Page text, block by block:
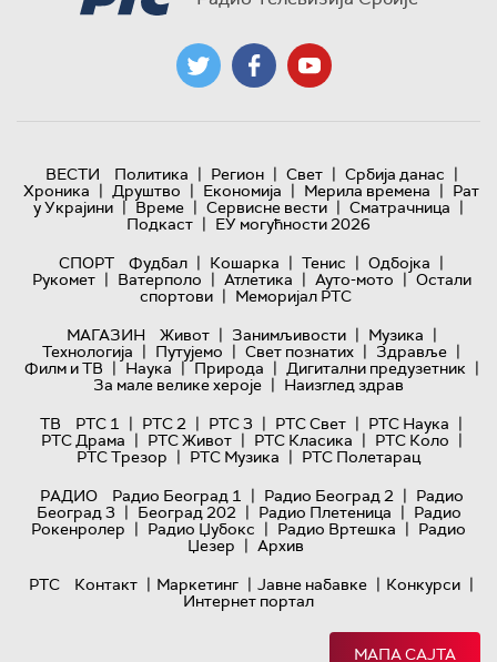
ВЕСТИ Политика | Регион | Свет | Србија данас |
Хроника | Друштво | Економија | Мерила времена | Рат
у Украјини | Време | Сервисне вести | Сматрачница |
Подкаст | ЕУ могућности 2026
СПОРТ
Фудбал | Кошарка | Тенис | Одбојка |
Рукомет | Ватерполо | Атлетика | Ауто-мото | Остали
спортови | Меморијал РТС
МАГАЗИН
Живот | Занимљивости | Музика |
Технологијa | Путујемо | Свет познатих | Здравље |
Филм и ТВ | Наука | Природа | Дигитални предузетник |
За мале велике хероје | Наизглед здрав
ТВ
РТС 1 | РТС 2 | РТС 3 | РТС Свет | РТС Наука |
РТС Драма | РТС Живот | РТС Класика | РТС Коло |
РТС Трезор | РТС Музика | РТС Полетарац
РАДИО
Радио Београд 1 | Радио Београд 2 | Радио
Београд 3 | Београд 202 | Радио Плетеница | Радио
Рокенролер | Радио Џубокс | Радио Вртешка | Радио
Џезер | Архив
РТС
Контакт | Маркетинг | Јавне набавке | Конкурси |
Интернет портал
МАПА САЈТА